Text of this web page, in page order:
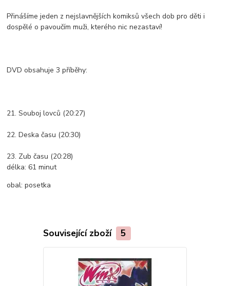
Přinášíme jeden z nejslavnějších komiksů všech dob pro děti i
dospělé o pavoučím muži, kterého nic nezastaví!
DVD obsahuje 3 příběhy:
21. Souboj lovců (20:27)
22. Deska času (20:30)
23. Zub času (20:28)
délka: 61 minut
obal: posetka
Související zboží 5